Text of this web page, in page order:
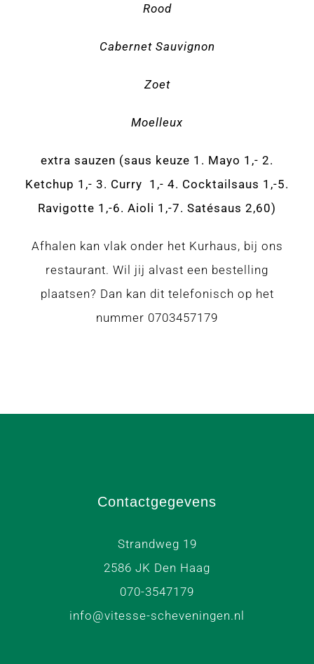
Rood
Cabernet Sauvignon
Zoet
Moelleux
extra sauzen (saus keuze 1. Mayo 1,- 2.
Ketchup 1,- 3. Curry 1,- 4. Cocktailsaus 1,-5.
Ravigotte 1,-6. Aioli 1,-7. Satésaus 2,60)
Afhalen kan vlak onder het Kurhaus, bij ons
restaurant. Wil jij alvast een bestelling
plaatsen? Dan kan dit telefonisch op het
nummer 0703457179
Contactgegevens
Strandweg 19
2586 JK Den Haag
070-3547179
info@vitesse-scheveningen.nl